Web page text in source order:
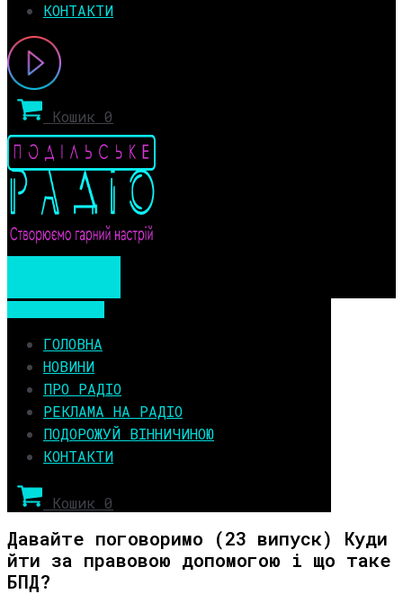
КОНТАКТИ
Кошик 0
ГОЛОВНА
НОВИНИ
ПРО РАДІО
РЕКЛАМА НА РАДІО
ПОДОРОЖУЙ ВІННИЧИНОЮ
КОНТАКТИ
Кошик 0
Давайте поговоримо (23 випуск) Куди
йти за правовою допомогою і що таке
БПД?